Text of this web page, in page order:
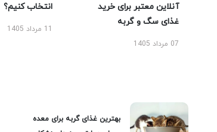
آنلاین معتبر برای خرید
غذای سگ و گربه
07 مرداد 1405
انتخاب کنیم؟
11 مرداد 1405
بهترین غذای گربه برای معده